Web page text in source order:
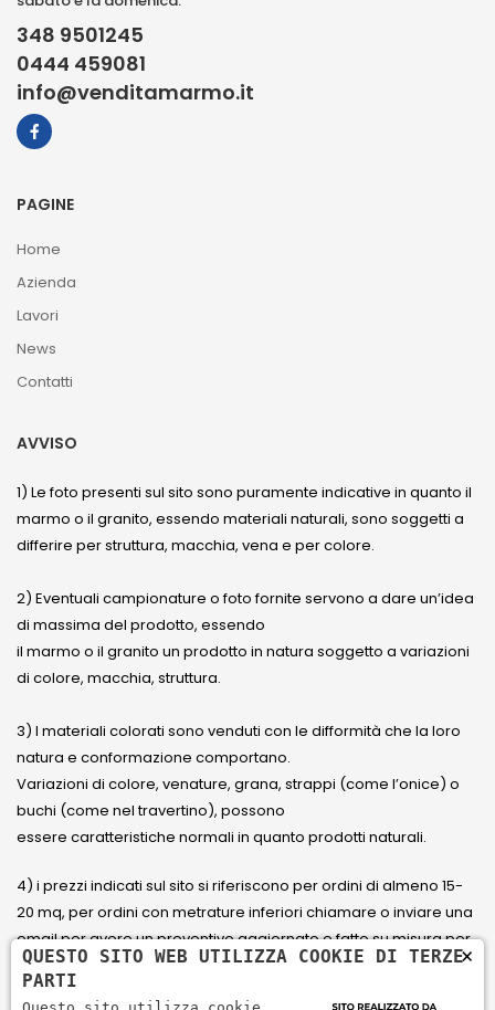
348 9501245
0444 459081
info@venditamarmo.it
PAGINE
Home
Azienda
Lavori
News
Contatti
AVVISO
1) Le foto presenti sul sito sono puramente indicative in quanto il
marmo o il granito, essendo materiali naturali, sono soggetti a
differire per struttura, macchia, vena e per colore.
2) Eventuali campionature o foto fornite servono a dare un’idea
di massima del prodotto, essendo
il marmo o il granito un prodotto in natura soggetto a variazioni
di colore, macchia, struttura.
3) I materiali colorati sono venduti con le difformità che la loro
natura e conformazione comportano.
Variazioni di colore, venature, grana, strappi (come l’onice) o
buchi (come nel travertino), possono
essere caratteristiche normali in quanto prodotti naturali.
4) i prezzi indicati sul sito si riferiscono per ordini di almeno 15-
20 mq, per ordini con metrature inferiori chiamare o inviare una
email per avere un preventivo aggiornato e fatto su misura per
il cliente.
×
QUESTO SITO WEB UTILIZZA COOKIE DI TERZE
PARTI